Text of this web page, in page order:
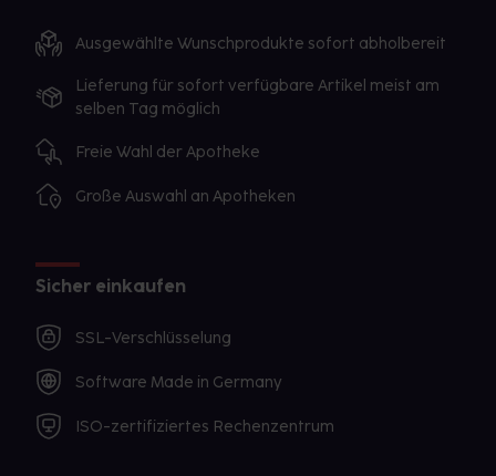
prüfen und Sie entsprechend beraten, ob und wie
Sie mit dem Stillen weitermachen können.
Ist Ihnen das Arzneimittel trotz einer Gegenanzeige
verordnet worden, sprechen Sie mit Ihrem Arzt oder
Apotheker. Der therapeutische Nutzen kann höher
sein, als das Risiko, das die Anwendung bei einer
Ausgewählte Wunschprodukte sofort abholbereit
Lieferung für sofort verfügbare Artikel meist am
selben Tag möglich
Freie Wahl der Apotheke
Große Auswahl an Apotheken
Sicher einkaufen
SSL-Verschlüsselung
Software Made in Germany
ISO-zertifiziertes Rechenzentrum